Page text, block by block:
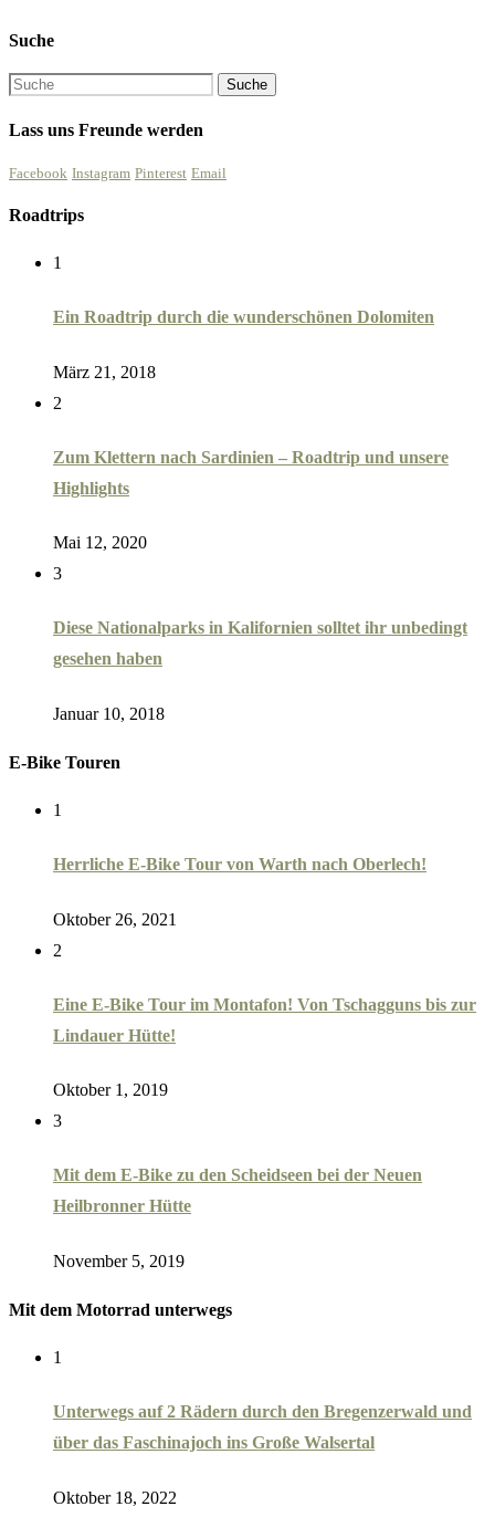
Suche
Lass uns Freunde werden
Facebook Instagram Pinterest Email
Roadtrips
1
Ein Roadtrip durch die wunderschönen Dolomiten
März 21, 2018
2
Zum Klettern nach Sardinien – Roadtrip und unsere
Highlights
Mai 12, 2020
3
Diese Nationalparks in Kalifornien solltet ihr unbedingt
gesehen haben
Januar 10, 2018
E-Bike Touren
1
Herrliche E-Bike Tour von Warth nach Oberlech!
Oktober 26, 2021
2
Eine E-Bike Tour im Montafon! Von Tschagguns bis zur
Lindauer Hütte!
Oktober 1, 2019
3
Mit dem E-Bike zu den Scheidseen bei der Neuen
Heilbronner Hütte
November 5, 2019
Mit dem Motorrad unterwegs
1
Unterwegs auf 2 Rädern durch den Bregenzerwald und
über das Faschinajoch ins Große Walsertal
Oktober 18, 2022